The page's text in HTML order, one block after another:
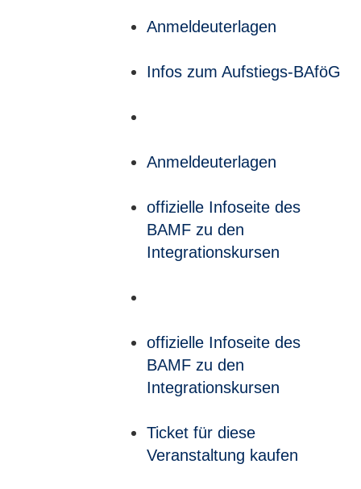
Anmeldeuterlagen
Infos zum Aufstiegs-BAföG
Anmeldeuterlagen
offizielle Infoseite des
BAMF zu den
Integrationskursen
offizielle Infoseite des
BAMF zu den
Integrationskursen
Ticket für diese
Veranstaltung kaufen